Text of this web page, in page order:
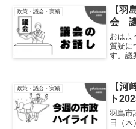
れ、
ま...
政策・議会・実績
【羽
会 議
おはよ
質疑に
す。議
件に
なっ
政策・議会・実績
【河
ト
羽島市
日（木